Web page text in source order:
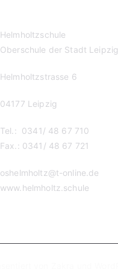
Helmholtzschule
Oberschule der Stadt Leipzig
Helmholtzstrasse 6
04177 Leipzig
Tel.: 0341/ 48 67 710
Fax.: 0341/ 48 67 721
oshelmholtz@t-online.de
www.helmholtz.schule